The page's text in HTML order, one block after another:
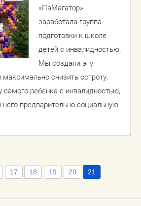
«ПаМагатор»
заработала группа
подготовки к школе
детей с инвалидностью.
Мы создали эту
снизить остроту,
самого ребенка с инвалидностью,
него предварительно социальную
17 18 19 20 21